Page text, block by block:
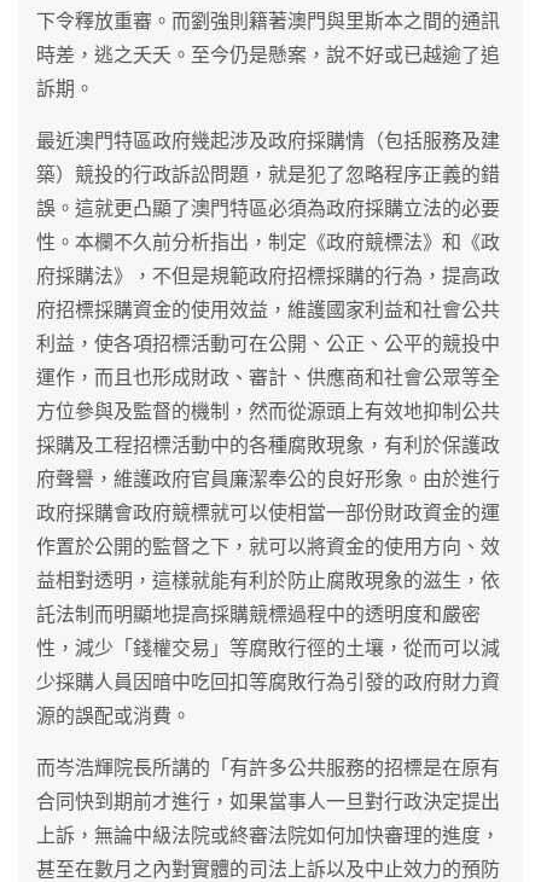
下令釋放重審。而劉強則籍著澳門與里斯本之間的通訊
時差，逃之夭夭。至今仍是懸案，說不好或已越逾了追
訴期。
最近澳門特區政府幾起涉及政府採購情（包括服務及建
築）競投的行政訴訟問題，就是犯了忽略程序正義的錯
誤。這就更凸顯了澳門特區必須為政府採購立法的必要
性。本欄不久前分析指出，制定《政府競標法》和《政
府採購法》，不但是規範政府招標採購的行為，提高政
府招標採購資金的使用效益，維護國家利益和社會公共
利益，使各項招標活動可在公開、公正、公平的競投中
運作，而且也形成財政、審計、供應商和社會公眾等全
方位參與及監督的機制，然而從源頭上有效地抑制公共
採購及工程招標活動中的各種腐敗現象，有利於保護政
府聲譽，維護政府官員廉潔奉公的良好形象。由於進行
政府採購會政府競標就可以使相當一部份財政資金的運
作置於公開的監督之下，就可以將資金的使用方向、效
益相對透明，這樣就能有利於防止腐敗現象的滋生，依
託法制而明顯地提高採購競標過程中的透明度和嚴密
性，減少「錢權交易」等腐敗行徑的土壤，從而可以減
少採購人員因暗中吃回扣等腐敗行為引發的政府財力資
源的誤配或消費。
而岑浩輝院長所講的「有許多公共服務的招標是在原有
合同快到期前才進行，如果當事人一旦對行政決定提出
上訴，無論中級法院或終審法院如何加快審理的進度，
甚至在數月之內對實體的司法上訴以及中止效力的預防